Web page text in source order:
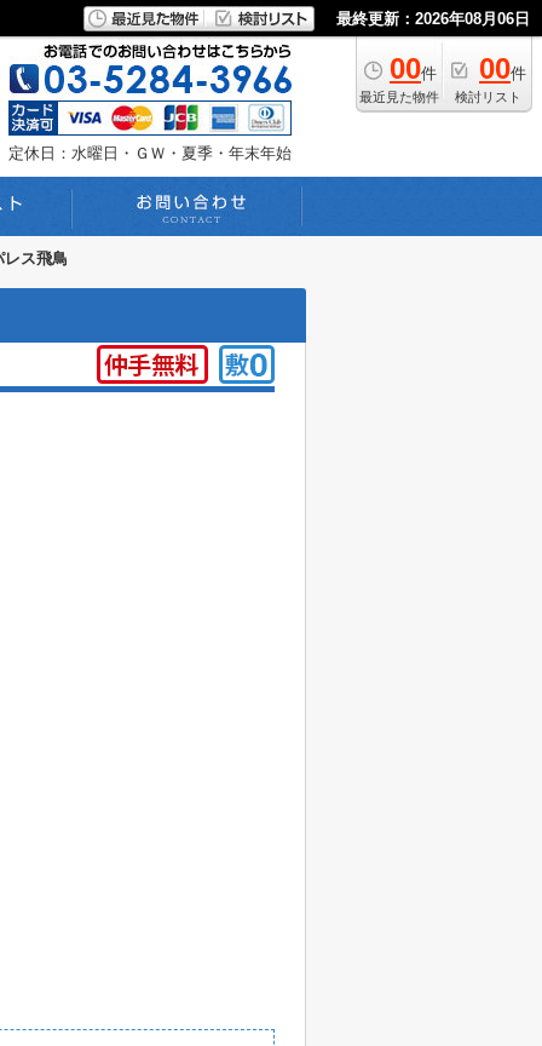
最終更新：2026年08月06日
00件
最近見た物件
00件
検討リスト
定休日：水曜日・ＧＷ・夏季・年末年始
レス飛鳥